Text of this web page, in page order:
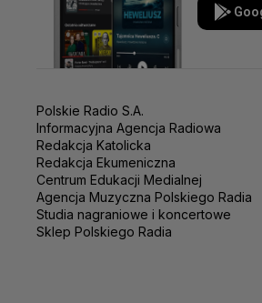
Polskie Radio S.A.
Informacyjna Agencja Radiowa
Redakcja Katolicka
Redakcja Ekumeniczna
Centrum Edukacji Medialnej
Agencja Muzyczna Polskiego Radia
Studia nagraniowe i koncertowe
Sklep Polskiego Radia